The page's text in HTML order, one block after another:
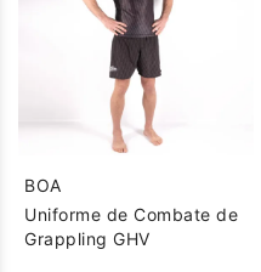
BOA
Uniforme de Combate de
Grappling GHV